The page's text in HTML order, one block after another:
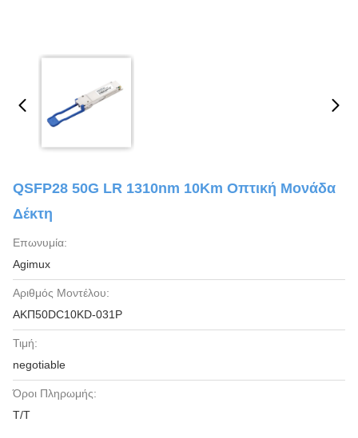
QSFP28 50G LR 1310nm 10Km Οπτική Μονάδα
Δέκτη
Επωνυμία:
Agimux
Αριθμός Μοντέλου:
ΑΚΠ50DC10KD-031P
Τιμή:
negotiable
Όροι Πληρωμής:
T/T